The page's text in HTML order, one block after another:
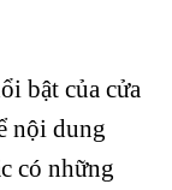
bật của cửa
nội dung
có những